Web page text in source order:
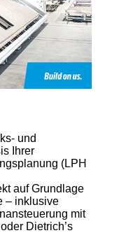
und
Ihrer
(LPH
auf Grundlage
– inklusive
mit
Dietrich’s